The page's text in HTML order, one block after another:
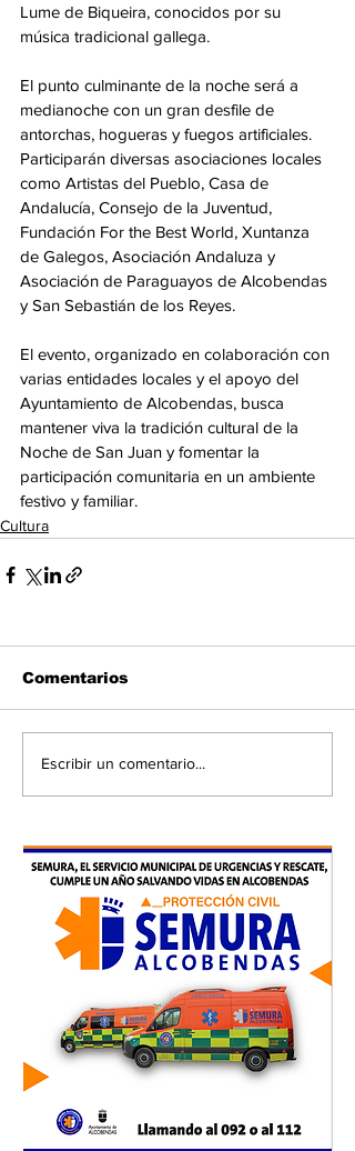
Lume de Biqueira, conocidos por su
música tradicional gallega.
El punto culminante de la noche será a
medianoche con un gran desfile de
antorchas, hogueras y fuegos artificiales.
Participarán diversas asociaciones locales
como Artistas del Pueblo, Casa de
Andalucía, Consejo de la Juventud,
Fundación For the Best World, Xuntanza
de Galegos, Asociación Andaluza y
Asociación de Paraguayos de Alcobendas
y San Sebastián de los Reyes.
El evento, organizado en colaboración con
varias entidades locales y el apoyo del
Ayuntamiento de Alcobendas, busca
mantener viva la tradición cultural de la
Noche de San Juan y fomentar la
participación comunitaria en un ambiente
festivo y familiar.
Cultura
Comentarios
Escribir un comentario...